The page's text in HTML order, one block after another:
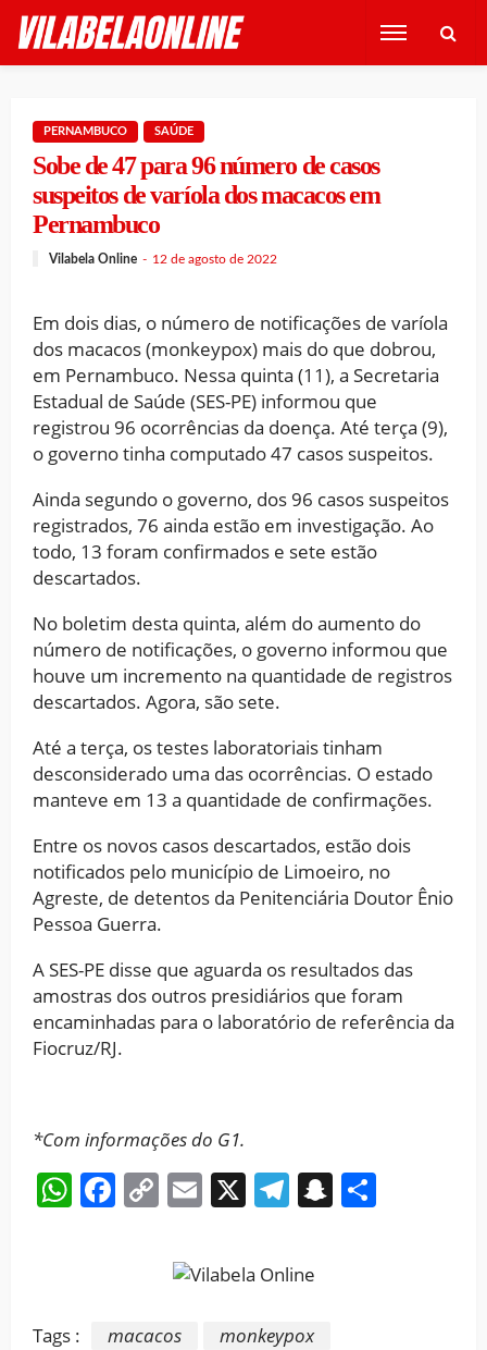
PERNAMBUCO SAÚDE
Sobe de 47 para 96 número de casos
suspeitos de varíola dos macacos em
Pernambuco
Vilabela Online 12 de agosto de 2022
Em dois dias, o número de notificações de varíola
dos macacos (monkeypox) mais do que dobrou,
em Pernambuco. Nessa quinta (11), a Secretaria
Estadual de Saúde (SES-PE) informou que
registrou 96 ocorrências da doença. Até terça (9),
o governo tinha computado 47 casos suspeitos.
Ainda segundo o governo, dos 96 casos suspeitos
registrados, 76 ainda estão em investigação. Ao
todo, 13 foram confirmados e sete estão
descartados.
No boletim desta quinta, além do aumento do
número de notificações, o governo informou que
houve um incremento na quantidade de registros
descartados. Agora, são sete.
Até a terça, os testes laboratoriais tinham
desconsiderado uma das ocorrências. O estado
manteve em 13 a quantidade de confirmações.
Entre os novos casos descartados, estão dois
notificados pelo município de Limoeiro, no
Agreste, de detentos da Penitenciária Doutor Ênio
Pessoa Guerra.
A SES-PE disse que aguarda os resultados das
amostras dos outros presidiários que foram
encaminhadas para o laboratório de referência da
Fiocruz/RJ.
*Com informações do G1.
WhatsApp
Facebook
CopyEmail
X Telegram
Snapchat
Tags : macacos monkeypox